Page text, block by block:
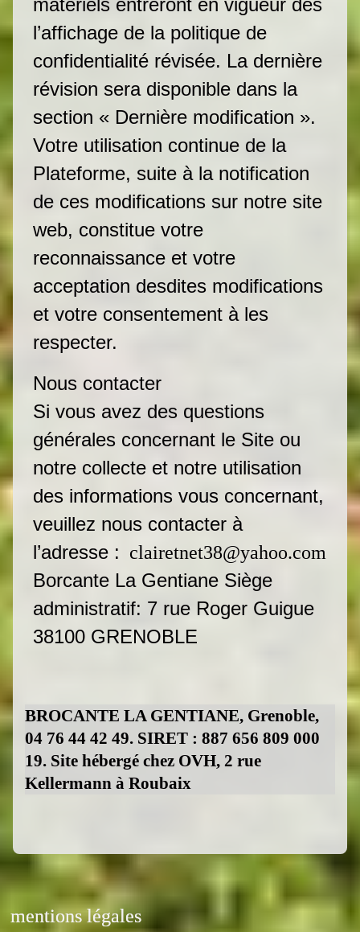
matériels entreront en vigueur dès
l’affichage de la politique de
confidentialité révisée. La dernière
révision sera disponible dans la
section « Dernière modification ».
Votre utilisation continue de la
Plateforme, suite à la notification
de ces modifications sur notre site
web, constitue votre
reconnaissance et votre
acceptation desdites modifications
et votre consentement à les
respecter.
Nous contacter
Si vous avez des questions
générales concernant le Site ou
notre collecte et notre utilisation
des informations vous concernant,
veuillez nous contacter à
l’adresse : clairetnet38@yahoo.com
Borcante La Gentiane Siège
administratif: 7 rue Roger Guigue
38100 GRENOBLE
BROCANTE LA GENTIANE, Grenoble,
04 76 44 42 49. SIRET : 887 656 809 000
19. Site hébergé chez OVH, 2 rue
Kellermann à Roubaix
mentions légales